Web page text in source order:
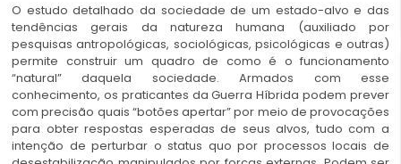
O estudo detalhado da sociedade de um estado-alvo e das
tendências gerais da natureza humana (auxiliado por
pesquisas antropológicas, sociológicas, psicológicas e outras)
permite construir um quadro de como é o funcionamento
“natural” daquela sociedade. Armados com esse
conhecimento, os praticantes da Guerra Híbrida podem prever
com precisão quais “botões apertar” por meio de provocações
para obter respostas esperadas de seus alvos, tudo com a
intenção de perturbar o status quo por processos locais de